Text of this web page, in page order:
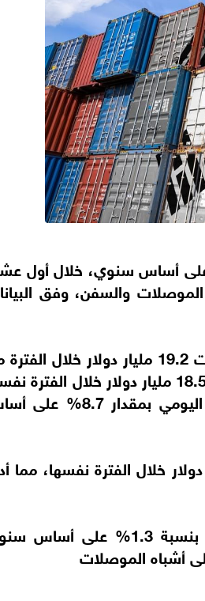
جمهورية كوريا بنسبة 3.8% على أساس سنوي، خلال
والسفن، وفق
وذكرت وكالة أنباء “يونهاب” الكورية، أن صادرات البلاد بلغت 19.2 مليار دولار
الأول من سبتمبر إلى 10 من الشهر نفسه بزيادة 3.8% عن 18.5 مليار دولار خلال
من العام السابق، فيما انخفض متوسط قيمة الصادرات اليومي
قفزت بنسبة 11.1% إلى 20.4 مليار دولار خلال الفترة نفسها،
وأشارت إلى أنه خلال أغسطس الماضي، نمت الصادرات بنسبة 1.3% على